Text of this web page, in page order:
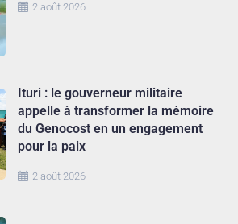
2 août 2026
2 août 2026
Ituri : le gouverneur militaire
appelle à transformer la mémoire
du Genocost en un engagement
pour la paix